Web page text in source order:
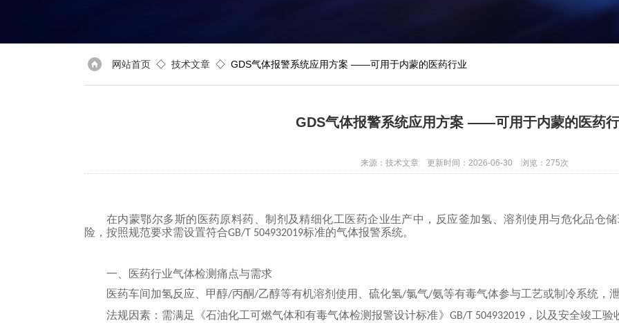
网站首页 ◇ 技术文章 ◇ GDS气体报警系统应用方案 ——可用于内蒙的医药行业
GDS气体报警系统应用方案 ——可用于内蒙的医药
来源：技术文章 更新时间：2026-06-30 浏览：275次
在内蒙鄂尔多斯的医药原料药、制剂及精细化工医药企业生产中，反应釜加氢、溶剂使用与危化品仓
险，按照规范要求需设置符合GB/T 504932019标准的气体报警系统。
一、医药行业气体检测痛点与需求
医药车间加氢反应、甲醇/丙酮/乙醇等有机溶剂使用、硫化氢/氯气/氨等有毒气体参与工艺或制冷系统，
法规因素：需满足《石油化工可燃气体和有毒气体检测报警设计标准》 GB/T 504932019，以及安全竣工验